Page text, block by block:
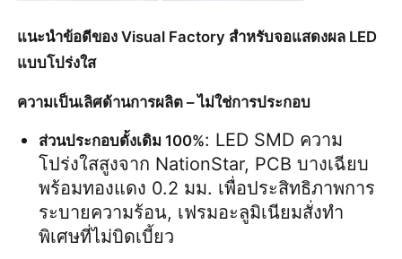
แนะนำข้อดีของ Visual Factory สำหรับจอแสดงผล LED
แบบโปร่งใส
ความเป็นเลิศด้านการผลิต – ไม่ใช่การประกอบ
ส่วนประกอบดั้งเดิม 100%: LED SMD ความ
โปร่งใสสูงจาก NationStar, PCB บางเฉียบ
พร้อมทองแดง 0.2 มม. เพื่อประสิทธิภาพการ
ระบายความร้อน, เฟรมอะลูมิเนียมสั่งทำ
พิเศษที่ไม่บิดเบี้ยว